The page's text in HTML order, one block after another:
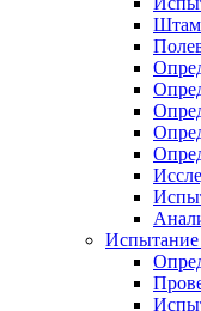
Испытание